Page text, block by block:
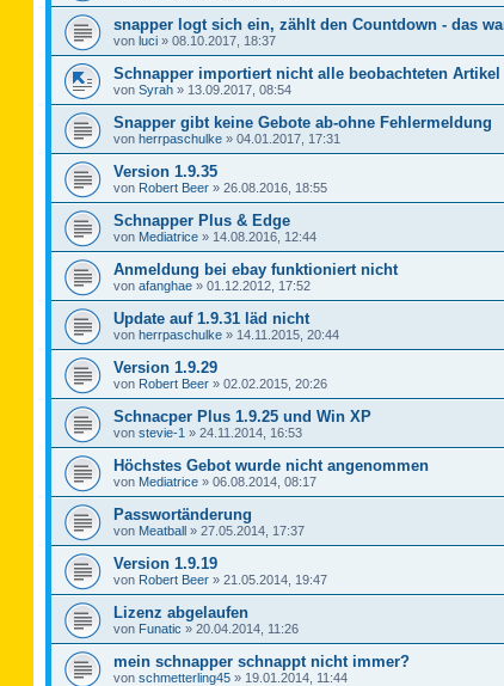
snapper logt sich ein, zählt den Countdown - das
von luci » 08.10.2017, 18:37
Schnapper importiert nicht alle beobachteten Artikel
von Syrah » 13.09.2017, 08:54
Snapper gibt keine Gebote ab-ohne Fehlermeldung
von herrpaschulke » 04.01.2017, 17:31
Version 1.9.35
von Robert Beer » 26.08.2016, 18:55
Schnapper Plus & Edge
von Mediatrice » 14.08.2016, 12:44
Anmeldung bei ebay funktioniert nicht
von afanghae » 01.12.2012, 17:52
Update auf 1.9.31 läd nicht
von herrpaschulke » 14.11.2015, 20:44
Version 1.9.29
von Robert Beer » 02.02.2015, 20:26
Schnacper Plus 1.9.25 und Win XP
von stevie-1 » 24.11.2014, 16:53
Höchstes Gebot wurde nicht angenommen
von Mediatrice » 06.08.2014, 08:17
Passwortänderung
von Meatball » 27.05.2014, 17:37
Version 1.9.19
von Robert Beer » 21.05.2014, 19:47
Lizenz abgelaufen
von Funatic » 20.04.2014, 11:26
mein schnapper schnappt nicht immer?
von schmetterling45 » 19.01.2014, 11:44